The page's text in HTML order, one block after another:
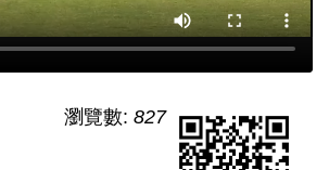
瀏覽數: 827